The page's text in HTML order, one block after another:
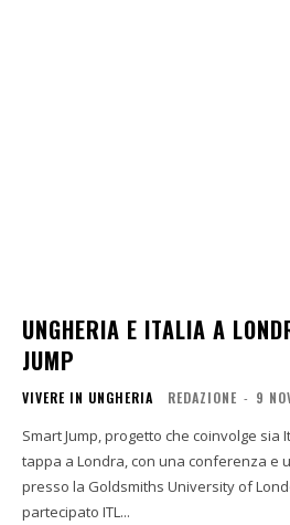
UNGHERIA E ITALIA A
JUMP
VIVERE IN UNGHERIA REDAZIONE - 9
Smart Jump, progetto che coinvolge sia
tappa a Londra, con una conferenza e
presso la Goldsmiths University of
partecipato ITL...